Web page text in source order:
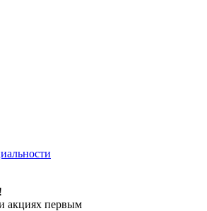
акциях первым